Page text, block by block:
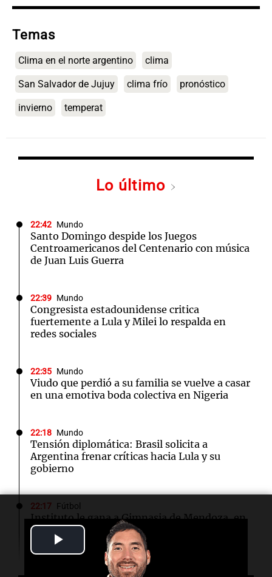
Video
Temas
Clima en el norte argentino clima
San Salvador de Jujuy clima frío pronóstico
invierno temperat
Lo último
22:42 Mundo
Santo Domingo despide los Juegos
Centroamericanos del Centenario con música
de Juan Luis Guerra
22:39 Mundo
Congresista estadounidense critica
fuertemente a Lula y Milei lo respalda en
redes sociales
22:35 Mundo
Viudo que perdió a su familia se vuelve a casar
en una emotiva boda colectiva en Nigeria
22:18 Mundo
Tensión diplomática: Brasil solicita a
Argentina frenar críticas hacia Lula y su
gobierno
22:17 Fútbol
Instituto le gana a Gimnasia de Mendoza, en
el festejo por sus 108 años